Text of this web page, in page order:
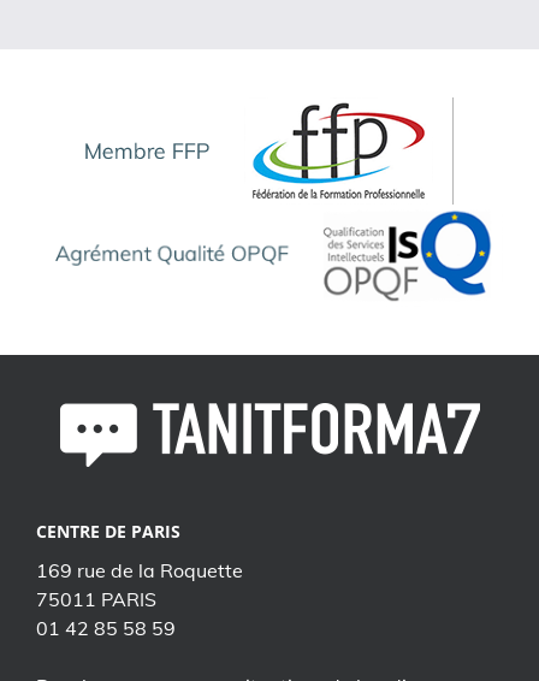
CENTRE DE PARIS
169 rue de la Roquette
75011 PARIS
01 42 85 58 59